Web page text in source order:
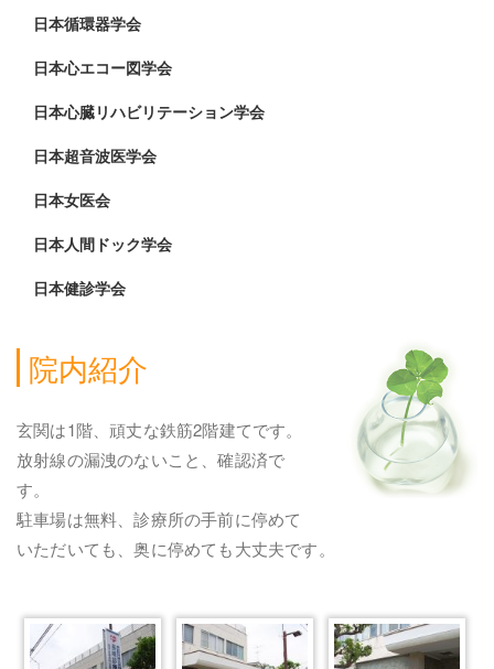
日本循環器学会
日本心エコー図学会
日本心臓リハビリテーション学会
日本超音波医学会
日本女医会
日本人間ドック学会
日本健診学会
院内紹介
玄関は1階、頑丈な鉄筋2階建てです。
放射線の漏洩のないこと、確認済で
す。
駐車場は無料、診療所の手前に停めて
いただいても、奥に停めても大丈夫です。